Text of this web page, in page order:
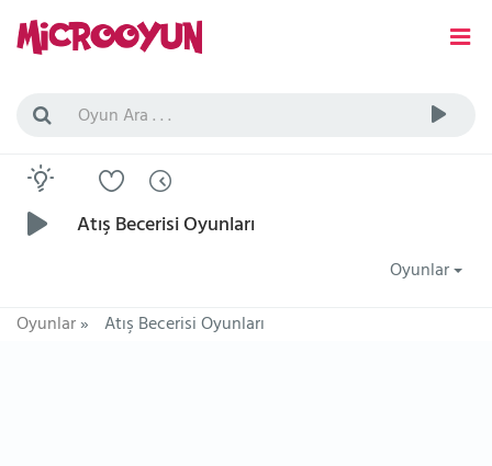
Atış Becerisi Oyunları
Oyunlar
Oyunlar» Atış Becerisi Oyunları